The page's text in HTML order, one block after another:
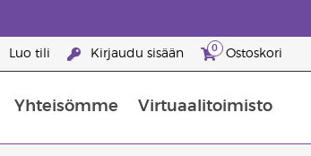
Luo tili Kirjaudu sisään 0 Ostoskori
Yhteisömme Virtuaalitoimisto